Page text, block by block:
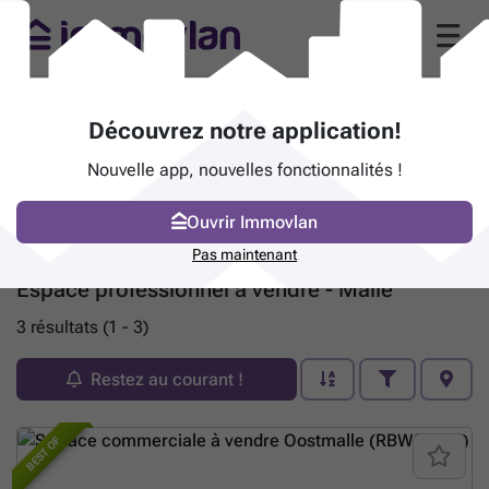
Espace professionnel à vendre - Malle
3 résultats (1 - 3)
Restez au courant !
BEST OF
Découvrez notre application!
Nouvelle app, nouvelles fonctionnalités !
Ouvrir Immovlan
Pas maintenant